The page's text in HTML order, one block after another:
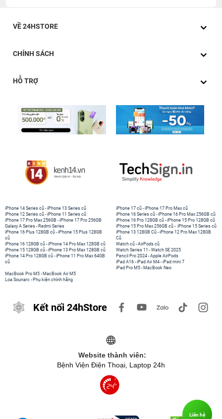
VỀ 24HSTORE
CHÍNH SÁCH
HỖ TRỢ
iPhone 14 Series cũ -iPhone 13 Series cũ
iPhone 12 Series cũ -iPhone 11 Series cũ
iPhone 17 Pro Max 256GB -iPhone 17 Pro 256GB
Galaxy A Series - Redmi Series
iPhone 17 cũ -iPhone 17 Pro Max cũ
iPhone 16 Series cũ - iPhone 16 Pro Max 256GB cũ
iPhone 16 Pro 128GB cũ -iPhone 15 Pro 128GB cũ
iPhone 15 Pro Max 256GB cũ - iPhone 15 Series cũ
iPhone 16 Plus 128GB cũ -iPhone 15 Plus 128GB
cũ
iPhone 16 128GB cũ -iPhone 14 Pro Max 128GB cũ
iPhone 15 128GB cũ -iPhone 13 Pro Max 128GB cũ
iPhone 14 Pro 128GB cũ -iPhone 11 Pro Max 64GB
cũ
iPhone 13 128GB Cũ -iPhone 12 Pro Max 128GB
Cũ
Watch cũ -AirPods cũ
Watch Series 11 -Watch SE 2025
Pencil Pro 2024 -Apple AirPods
iPad A16 -iPad Air M4 -iPad mini 7
iPad Pro M5 - MacBook Neo
MacBook Pro M5 - MacBook Air M5
Loa Sounarc - Phụ kiện chính hãng
Kết nối 24hStore
Website thành viên:
Bệnh Viện Điện Thoại, Laptop 24h
Liên hệ